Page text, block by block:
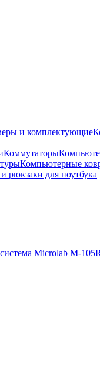
и комплектующие
Коммутаторы
Компьютерные
рюкзаки для ноутбука